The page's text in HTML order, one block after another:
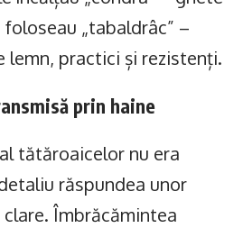
„tabaldrâc” –
lemn, practici și rezistenți.
prin haine
tătăroaicelor nu era
răspundea unor
Îmbrăcămintea